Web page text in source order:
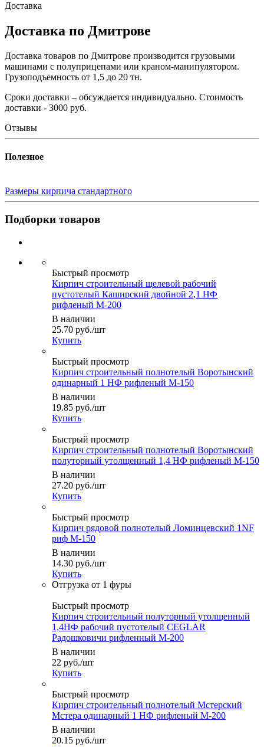
Доставка
Доставка по Дмитрове
Доставка товаров по Дмитрове производится грузовыми
машинами с полуприцепами или краном-манипулятором.
Грузоподъемность от 1,5 до 20 тн.
Сроки доставки – обсуждается индивидуально. Стоимость
доставки - 3000 руб.
Отзывы
Полезное
Размеры кирпича стандартного
Подборки товаров
Быстрый просмотр
Кирпич строительный щелевой рабочий
пустотелый Каширский двойной 2,1 НФ
рифленый М-200
В наличии
25.70 руб./шт
Купить
Быстрый просмотр
Кирпич строительный полнотелый Воротынский
одинарный 1 НФ рифленый М-150
В наличии
19.85 руб./шт
Купить
Быстрый просмотр
Кирпич строительный полнотелый Воротынский
полуторный утолщенный 1,4 НФ рифленый М-150
В наличии
27.20 руб./шт
Купить
Быстрый просмотр
Кирпич рядовой полнотелый Ломинцевский 1NF
риф М-150
В наличии
14.30 руб./шт
Купить
Быстрый просмотр
Кирпич строительный полуторный утолщенный
1,4НФ рабочий пустотелый CEGLAR
Радошковичи рифленный М-200
В наличии
22 руб./шт
Купить
Быстрый просмотр
Кирпич строительный полнотелый Мстерский
Мстера одинарный 1 НФ рифленый М-200
В наличии
20.15 руб./шт